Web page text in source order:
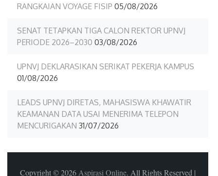
RANGKAIAN VOYAGE FISIP 05/08/2026
SENAT TETAPKAN TIGA CALON REKTOR UPNVJ
PERIODE 2026–2030 03/08/2026
UPNVJ DEKLARASIKAN SERIKAT PEKERJA KAMPUS
01/08/2026
LEADS UPNVJ DIRETAS, MAHASISWA KHAWATIR
KEAMANAN DATA USAI MENERIMA TELEPON
MENCURIGAKAN 31/07/2026
Copyright © 2026 Aspirasi Online. All Rights Reserved |